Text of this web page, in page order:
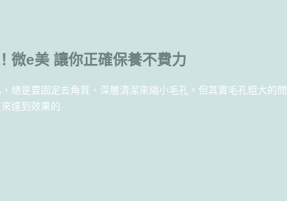
微e美 讓你正確保養不費力
總是要固定去角質、深層清潔來縮小毛孔。但其實毛孔粗大的問
達到效果的